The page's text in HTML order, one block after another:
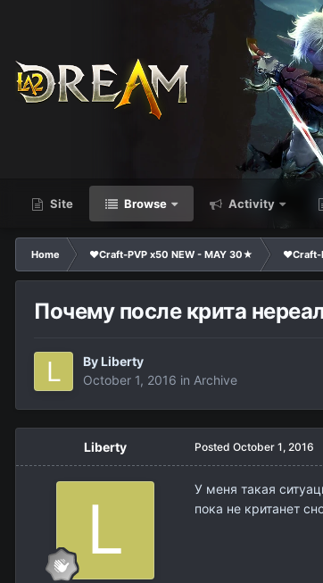
Site Browse Activity
Home ❤Craft-PVP x50 NEW - MAY 30★ ❤Craft-
Почему после крита
By Liberty
October 1, 2016 in Archive
Liberty Posted October 1, 2016
У меня такая
пока не кританет